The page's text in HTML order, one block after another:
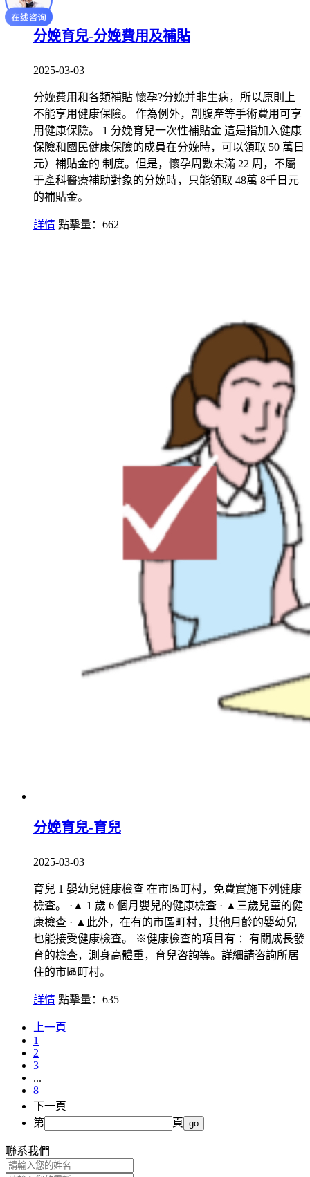
分娩育兒-分娩費用及補貼
2025-03-03
分娩費用和各類補貼 懷孕?分娩并非生病，所以原則上
不能享用健康保險。 作為例外，剖腹產等手術費用可享
用健康保險。 1 分娩育兒一次性補貼金 這是指加入健康
保險和國民健康保險的成員在分娩時，可以領取 50 萬日
元）補貼金的 制度。但是，懷孕周數未滿 22 周，不屬
于產科醫療補助對象的分娩時，只能領取 48萬 8千日元
的補貼金。
詳情 點擊量：662
分娩育兒-育兒
2025-03-03
育兒 1 嬰幼兒健康檢查 在市區町村，免費實施下列健康
檢查。 ·▲ 1 歲 6 個月嬰兒的健康檢查 · ▲三歲兒童的健
康檢查 · ▲此外，在有的市區町村，其他月齡的嬰幼兒
也能接受健康檢查。 ※健康檢查的項目有 ：有關成長發
育的檢查，測身高體重，育兒咨詢等。詳細請咨詢所居
住的市區町村。
詳情 點擊量：635
上一頁
1
2
3
...
8
下一頁
第
頁 go
聯系我們